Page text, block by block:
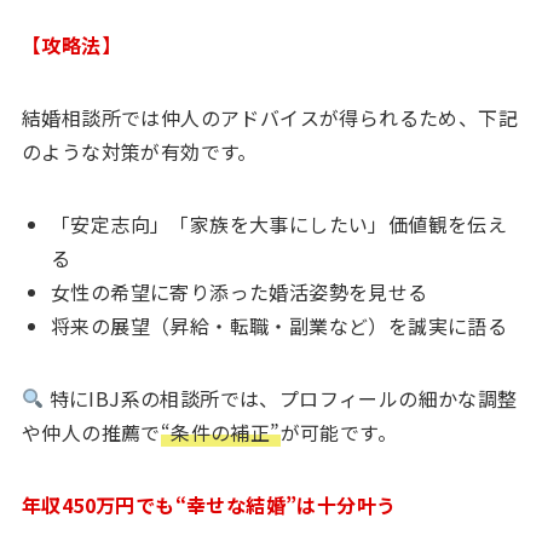
【攻略法】
結婚相談所では仲人のアドバイスが得られるため、下記
のような対策が有効です。
「安定志向」「家族を大事にしたい」価値観を伝え
る
女性の希望に寄り添った婚活姿勢を見せる
将来の展望（昇給・転職・副業など）を誠実に語る
特にIBJ系の相談所では、プロフィールの細かな調整
や仲人の推薦で“条件の補正”が可能です。
年収450万円でも“幸せな結婚”は十分叶う